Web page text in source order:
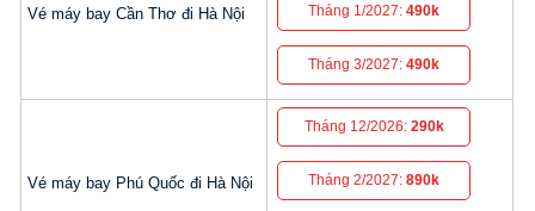
Vé máy bay Cần Thơ đi Hà Nội Tháng 1/2027:490k
Tháng 3/2027:490k
Vé máy bay Phú Quốc đi Hà Nội
Tháng 12/2026: 290k
Tháng 2/2027:890k